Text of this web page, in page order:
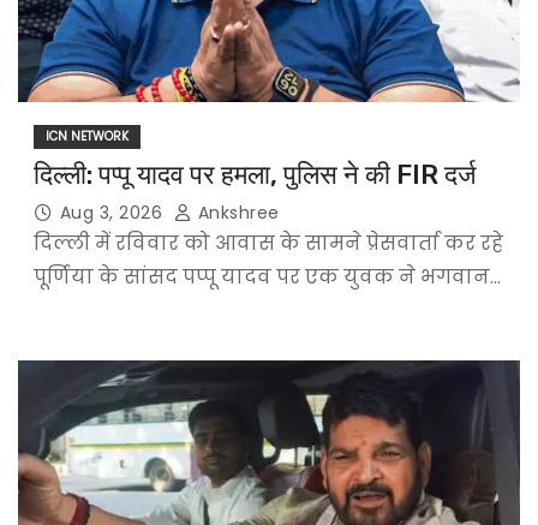
ICN NETWORK
दिल्ली: पप्पू यादव पर हमला, पुलिस ने की FIR दर्ज
Aug 3, 2026 Ankshree
दिल्ली में रविवार को आवास के सामने प्रेसवार्ता कर रहे
पूर्णिया के सांसद पप्पू यादव पर एक युवक ने भगवान…